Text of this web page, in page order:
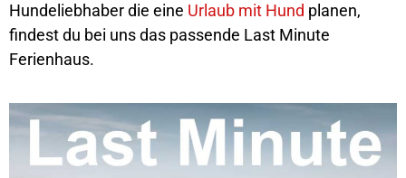
Hundeliebhaber die eine Urlaub mit Hund planen,
findest du bei uns das passende Last Minute
Ferienhaus.